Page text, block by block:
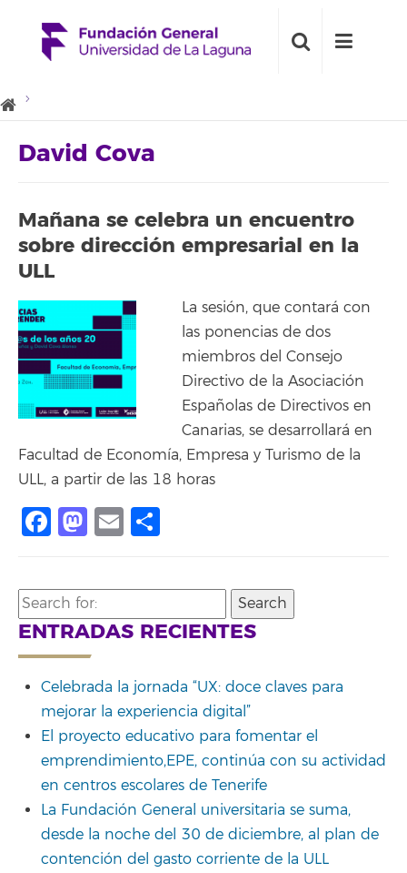
David Cova
Mañana se celebra un encuentro
sobre dirección empresarial en la
ULL
La sesión, que contará con
las ponencias de dos
miembros del Consejo
Directivo de la Asociación
Españolas de Directivos en
Canarias, se desarrollará en
Facultad de Economía, Empresa y Turismo de la
ULL, a partir de las 18 horas
Facebook
Mastodon
Email
Search
for:
ENTRADAS RECIENTES
Celebrada la jornada “UX: doce claves para
mejorar la experiencia digital”
El proyecto educativo para fomentar el
emprendimiento,EPE, continúa con su actividad
en centros escolares de Tenerife
La Fundación General universitaria se suma,
desde la noche del 30 de diciembre, al plan de
contención del gasto corriente de la ULL